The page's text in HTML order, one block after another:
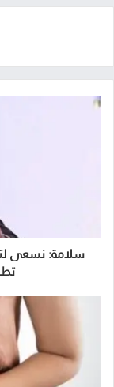
سلامة: نسعى